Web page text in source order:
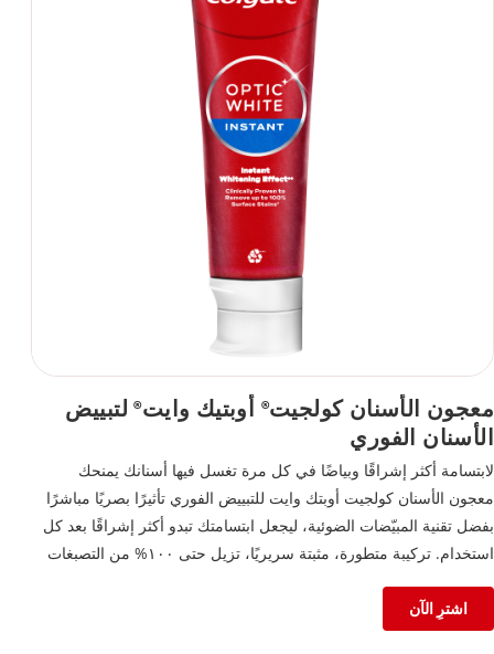
معجون الأسنان كولجيت® أوبتيك وايت® لتبييض
الأسنان الفوري
لابتسامة أكثر إشراقًا وبياضًا في كل مرة تغسل فيها أسنانك يمنحك
معجون الأسنان كولجيت أوبتك وايت للتبييض الفوري تأثيرًا بصريًا مباشرًا
بفضل تقنية المبيّضات الضوئية، ليجعل ابتسامتك تبدو أكثر إشراقًا بعد كل
استخدام. تركيبة متطورة، مثبتة سريريًا، تزيل حتى ١٠٠% من التصبغات
في غضون أسبوعين. تركيبة الفلورايد الآمنة على المينا لا تكتفي بتقوية
الأسنان، بل توفر أيضًا حماية فعالة من التسوّس، لتحافظ على صحة فمك
اشترِ الآن